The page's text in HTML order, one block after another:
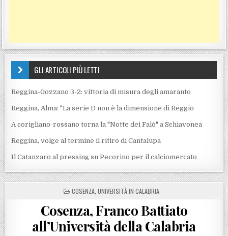
GLI ARTICOLI PIÙ LETTI
Reggina-Gozzano 3-2: vittoria di misura degli amaranto
Reggina, Alma: "La serie D non è la dimensione di Reggio
A corigliano-rossano torna la "Notte dei Falò" a Schiavonea
Reggina, volge al termine il ritiro di Cantalupa
Il Catanzaro al pressing su Pecorino per il calciomercato
POSTED IN
COSENZA UNIVERSITÀ IN CALABRIA
Cosenza, Franco Battiato
all’Università della Calabria